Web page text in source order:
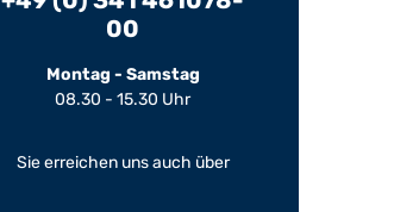
00
Montag - Samstag
08.30 - 15.30 Uhr
Sie erreichen uns auch über